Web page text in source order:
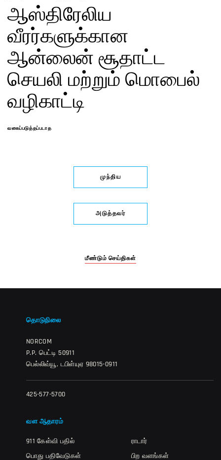
ஆஸ்திரேலிய
வீரர்களுக்கான
ஆன்லைன் சூதாட்ட
செயலி மற்றும் மொபைல்
வழிகாட்டி
வகைப்படுத்தப்படாத
முந்திய
அடுத்தவர்
மீண்டும் செய்திகள்
தொடுநிலை
NORCOM
P.P. பெட்டி 50911
பெல்லிவ்யூ, டபிள்யுஏ 98015-0911
425-577-5700
வள ஆதாரம்
911 கேள்வி பதில்
பொது பதிவேடுகள்
ராடார்
பிற வளங்கள்